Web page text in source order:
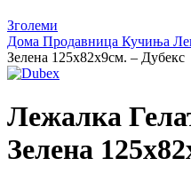
Зголеми
Дома Продавница Кучиња
Зелена 125х82х9см. – Дубекс
Лежалка
Зелена